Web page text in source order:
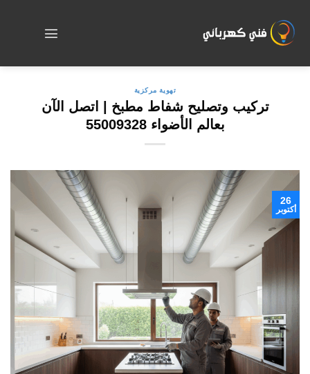
content
تهوية مركزية
تركيب وتصليح شفاط مطبخ | اتصل الآن
بعالم الأضواء 55009328
26
أكتوبر